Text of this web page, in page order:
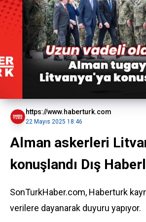
https://www.haberturk.com
22 Mayıs 2025 18:46
Alman askerleri
konuşlandı Dış
SonTurkHaber.com, Haberturk
verilere dayanarak duyuru yapıyor.